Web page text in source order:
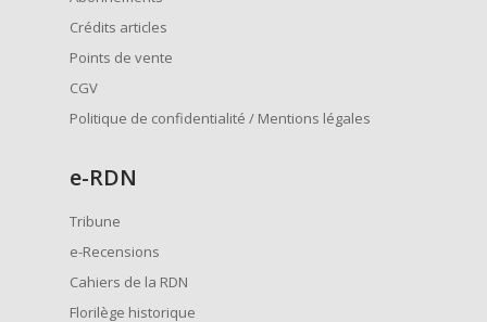
Crédits articles
Points de vente
CGV
Politique de confidentialité / Mentions légales
e-RDN
Tribune
e-Recensions
Cahiers de la RDN
Florilège historique